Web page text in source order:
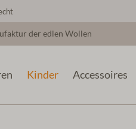
der edlen Wollen
Kinder Accessoires